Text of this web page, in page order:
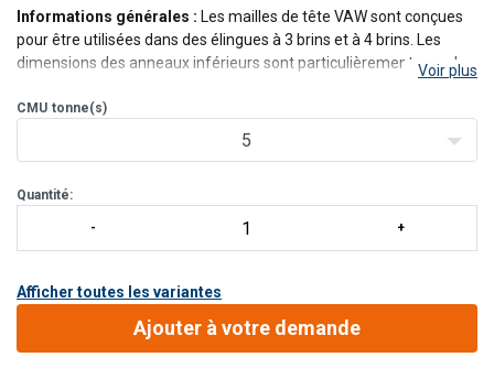
Informations générales : Les mailles de tête VAW sont conçues
pour être utilisées dans des élingues à 3 brins et à 4 brins. Les
dimensions des anneaux inférieurs sont particulièrement grandes.
Voir plus
CMU tonne(s)
5
Quantité:
Afficher toutes les variantes
Ajouter à votre demande